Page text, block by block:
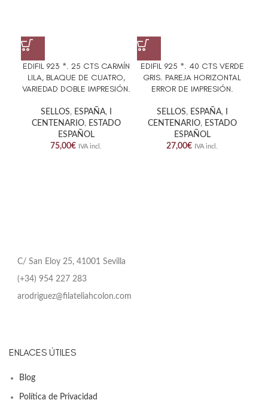
EDIFIL 923 *. 25 CTS CARMÍN
LILA, BLAQUE DE CUATRO,
VARIEDAD DOBLE IMPRESIÓN.
SELLOS, ESPAÑA,
CENTENARIO, ESTADO
ESPAÑOL
75,00€ IVA incl.
EDIFIL 925 *. 40 CTS VERDE
GRIS. PAREJA HORIZONTAL
ERROR DE IMPRESIÓN.
SELLOS, ESPAÑA,
CENTENARIO, ESTADO
ESPAÑOL
27,00€ IVA incl.
C/ San Eloy 25, 41001 Sevilla
(+34) 954 227 283
arodriguez@filateliahcolon.com
ENLACES ÚTILES
Blog
Política de Privacidad